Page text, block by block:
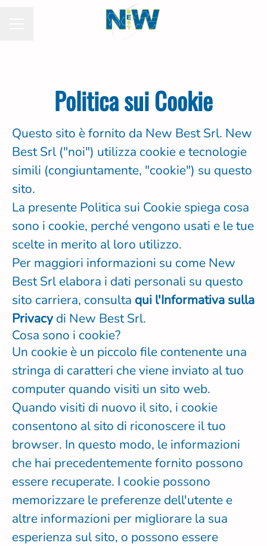
Politica sui Cookie
Questo sito è fornito da New Best Srl. New
Best Srl ("noi") utilizza cookie e tecnologie
simili (congiuntamente, "cookie") su questo
sito.
La presente Politica sui Cookie spiega cosa
sono i cookie, perché vengono usati e le tue
scelte in merito al loro utilizzo.
Per maggiori informazioni su come New
Best Srl elabora i dati personali su questo
sito carriera, consulta qui l'Informativa sulla
Privacy di New Best Srl.
Cosa sono i cookie?
Un cookie è un piccolo file contenente una
stringa di caratteri che viene inviato al tuo
computer quando visiti un sito web.
Quando visiti di nuovo il sito, i cookie
consentono al sito di riconoscere il tuo
browser. In questo modo, le informazioni
che hai precedentemente fornito possono
essere recuperate. I cookie possono
memorizzare le preferenze dell'utente e
altre informazioni per migliorare la sua
esperienza sul sito, o possono essere